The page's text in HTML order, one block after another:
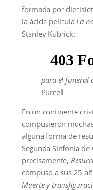
formada por
la ácida película La
Stanley Kubrick:
para el funeral
Purcell
En un continente
compusieron
alguna forma de
Segunda Sinfonía
precisamente,
compuso a sus 25
Muerte y